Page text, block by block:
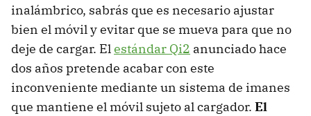
inalámbrico, sabrás que es necesario ajustar
bien el móvil y evitar que se mueva para que no
deje de cargar. Elestándar Qi2 anunciado hace
dos años pretende acabar con este
inconveniente mediante un sistema de imanes
que mantiene el móvil sujeto al cargador. El